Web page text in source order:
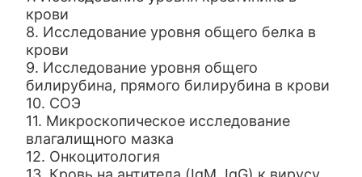
крови
8. Исследование уровня общего белка в
крови
9. Исследование уровня общего
билирубина, прямого билирубина в крови
10. СОЭ
11. Микроскопическое исследование
влагалищного мазка
12. Онкоцитология